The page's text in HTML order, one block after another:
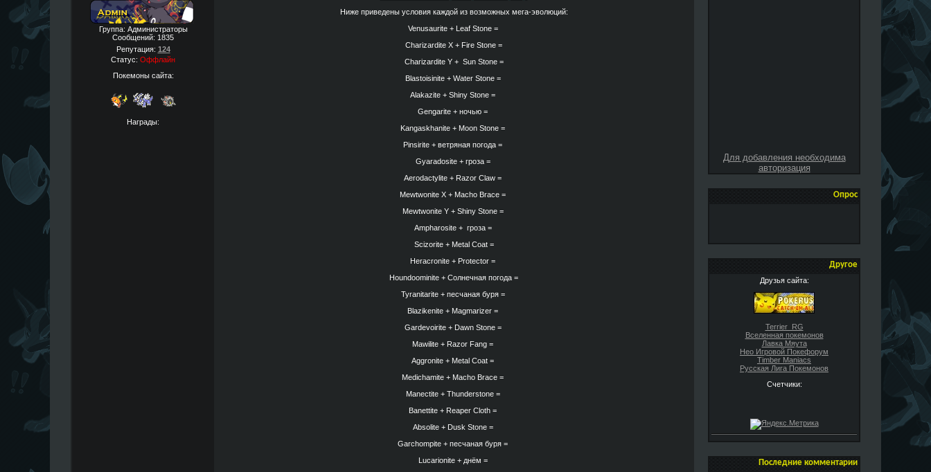
Для добавления необходима
авторизация
Опрос
Другое
Друзья сайта:
Terrier_RG
Вселенная покемонов
Лавка Мяута
Нео Игровой Покефорум
Timber Maniacs
Русская Лига Покемонов
Счетчики:
Последние комментарии
Группа: Администраторы
Сообщений: 1835
Репутация: 124
Статус: Оффлайн
Покемоны сайта:
Награды:
Ниже приведены условия каждой из возможных мега-эволюций:
Venusaurite + Leaf Stone =
Charizardite X + Fire Stone =
Charizardite Y + Sun Stone =
Blastoisinite + Water Stone =
Alakazite + Shiny Stone =
Gengarite + ночью =
Kangaskhanite + Moon Stone =
Pinsirite + ветряная погода =
Gyaradosite + гроза =
Aerodactylite + Razor Claw =
Mewtwonite X + Macho Brace =
Mewtwonite Y + Shiny Stone =
Ampharosite + гроза =
Scizorite + Metal Coat =
Heracronite + Protector =
Houndoominite + Солнечная погода =
Tyranitarite + песчаная буря =
Blazikenite + Magmarizer =
Gardevoirite + Dawn Stone =
Mawilite + Razor Fang =
Aggronite + Metal Coat =
Medichamite + Macho Brace =
Manectite + Thunderstone =
Banettite + Reaper Cloth =
Absolite + Dusk Stone =
Garchompite + песчаная буря =
Lucarionite + днём =